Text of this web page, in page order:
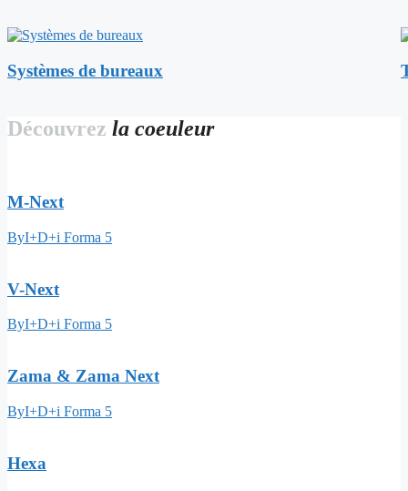
Systèmes de bureaux
Découvrez la coeuleur
M-Next
ByI+D+i Forma 5
V-Next
ByI+D+i Forma 5
Zama & Zama Next
ByI+D+i Forma 5
Hexa